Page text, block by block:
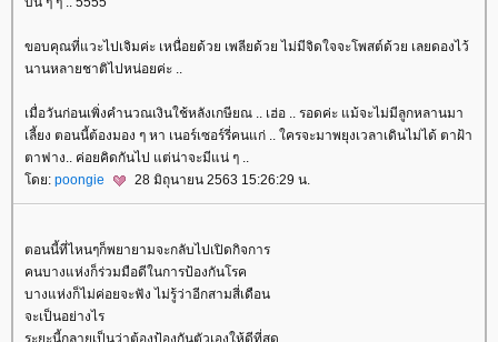
ขอบคุณที่แวะไปเจิมค่ะ เหนื่อยด้วย เพลียด้วย ไม่มีจิดใจจะโพสต์ด้วย เลยดองไว้
นานหลายชาติไปหน่อยค่ะ ..
เมื่อวันก่อนเพิ่งคำนวณเงินใช้หลังเกษียณ .. เฮ่อ .. รอดค่ะ แม้จะไม่มีลูกหลานมา
เลี้ยง ตอนนี้ต้องมอง ๆ หา เนอร์เซอร์รี่คนแก่ .. ใครจะมาพยุงเวลาเดินไม่ได้ ตาฝ้า
ตาฟาง.. ค่อยคิดกันไป แต่น่าจะมีแน่ ๆ ..
ดย: poongie 28 มิถุนายน 2563 15:26:29 น.
ตอนนี้ที่ไหนๆก็พยายามจะกลับไปเปิดกิจการ
คนบางแห่งก็ร่วมมือดีในการป้องกันโรค
บางแห่งก็ไม่ค่อยจะฟัง ไม่รู้ว่าอีกสามสี่เดือน
จะเป็นอย่างไร